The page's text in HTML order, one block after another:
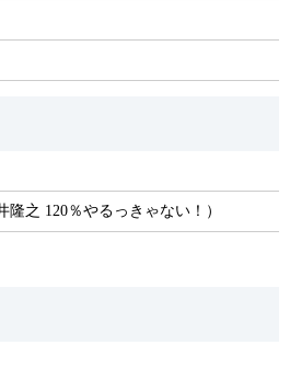
之 120％やるっきゃない！）